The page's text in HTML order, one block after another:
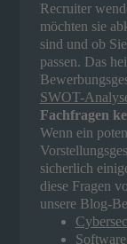
Recruiter
möchten sie
sind und ob
passen. Das
SWOT-
Fachfragen
Wenn ein
sicherlich
diese Fragen
unsere Blog-